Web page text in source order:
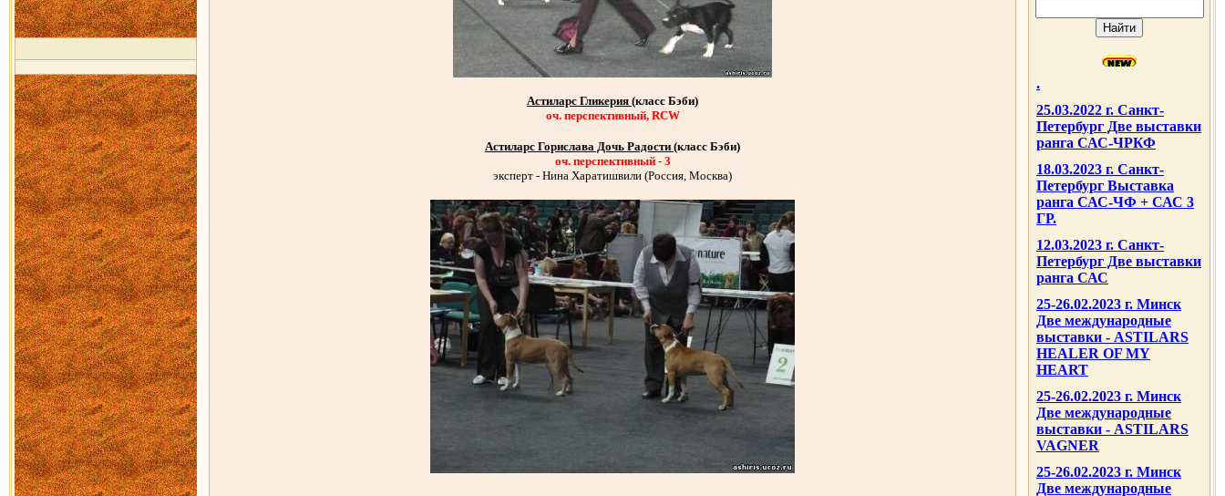
Астиларс Гликерия (класс Бэби)
оч. перспективный, RCW
Астиларс Горислава Дочь Радости (класс Бэби)
оч. перспективный - 3
эксперт - Нина Харатишвили (Россия, Москва)
.
25.03.2022 г. Санкт-
Петербург Две выставки
ранга САС-ЧРКФ
18.03.2023 г. Санкт-
Петербург Выставка
ранга САС-ЧФ + САС 3
ГР.
12.03.2023 г. Санкт-
Петербург Две выставки
ранга САС
25-26.02.2023 г. Минск
Две международные
выставки - ASTILARS
HEALER OF MY
HEART
25-26.02.2023 г. Минск
Две международные
выставки - ASTILARS
VAGNER
25-26.02.2023 г. Минск
Две международные